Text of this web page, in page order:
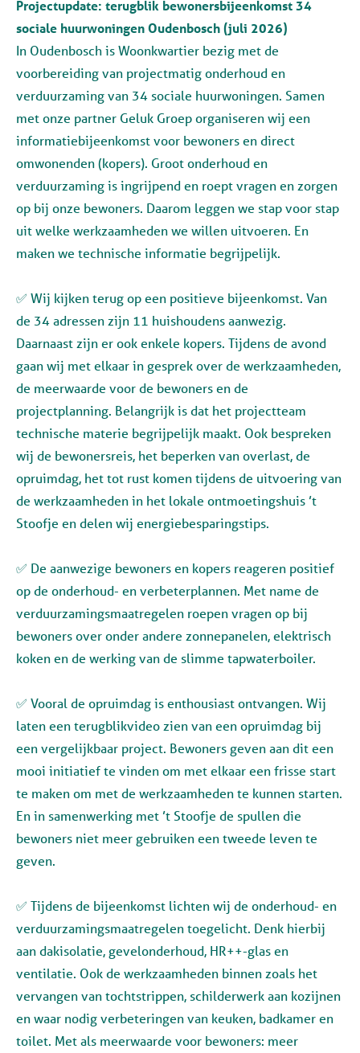
Projectupdate: terugblik bewonersbijeenkomst 34
sociale huurwoningen Oudenbosch (juli 2026)
In Oudenbosch is Woonkwartier bezig met de
voorbereiding van projectmatig onderhoud en
verduurzaming van 34 sociale huurwoningen. Samen
met onze partner Geluk Groep organiseren wij een
informatiebijeenkomst voor bewoners en direct
omwonenden (kopers). Groot onderhoud en
verduurzaming is ingrijpend en roept vragen en zorgen
op bij onze bewoners. Daarom leggen we stap voor stap
uit welke werkzaamheden we willen uitvoeren. En
maken we technische informatie begrijpelijk.
✅ Wij kijken terug op een positieve bijeenkomst. Van
de 34 adressen zijn 11 huishoudens aanwezig.
Daarnaast zijn er ook enkele kopers. Tijdens de avond
gaan wij met elkaar in gesprek over de werkzaamheden,
de meerwaarde voor de bewoners en de
projectplanning. Belangrijk is dat het projectteam
technische materie begrijpelijk maakt. Ook bespreken
wij de bewonersreis, het beperken van overlast, de
opruimdag, het tot rust komen tijdens de uitvoering van
de werkzaamheden in het lokale ontmoetingshuis ’t
Stoofje en delen wij energiebesparingstips.
✅ De aanwezige bewoners en kopers reageren positief
op de onderhoud- en verbeterplannen. Met name de
verduurzamingsmaatregelen roepen vragen op bij
bewoners over onder andere zonnepanelen, elektrisch
koken en de werking van de slimme tapwaterboiler.
✅ Vooral de opruimdag is enthousiast ontvangen. Wij
laten een terugblikvideo zien van een opruimdag bij
een vergelijkbaar project. Bewoners geven aan dit een
mooi initiatief te vinden om met elkaar een frisse start
te maken om met de werkzaamheden te kunnen starten.
En in samenwerking met ’t Stoofje de spullen die
bewoners niet meer gebruiken een tweede leven te
geven.
✅ Tijdens de bijeenkomst lichten wij de onderhoud- en
verduurzamingsmaatregelen toegelicht. Denk hierbij
aan dakisolatie, gevelonderhoud, HR++-glas en
ventilatie. Ook de werkzaamheden binnen zoals het
vervangen van tochtstrippen, schilderwerk aan kozijnen
en waar nodig verbeteringen van keuken, badkamer en
toilet. Met als meerwaarde voor bewoners: meer